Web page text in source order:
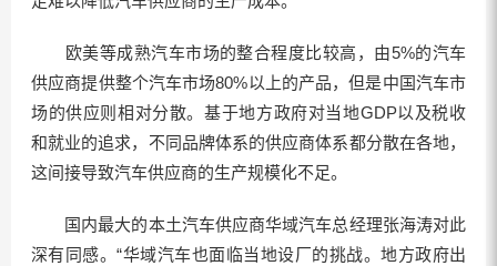
欧美等成熟汽车市场的整合程度比较高，由5%的汽车
供应商提供整个汽车市场80%以上的产品，但是中国汽车市
场的供应则相对分散。基于地方政府对当地GDP以及税收
和就业的追求，不同品牌体系的供应商体系都分散在各地，
这间接导致汽车供应商的生产规模化不足。
国内最大的本土汽车供应商华域汽车总经理张海涛对此
深有同感。“华域汽车也面临当地设厂的挑战。地方政府出